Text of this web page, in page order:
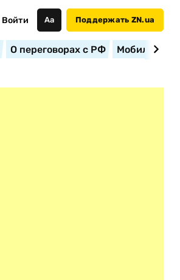
Войти Аа Поддержать ZN.ua
О переговорах с РФ